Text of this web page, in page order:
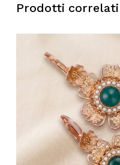
Prodotti correlati